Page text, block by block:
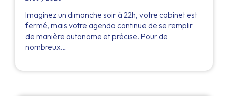
Imaginez un dimanche soir à 22h, votre cabinet est
fermé, mais votre agenda continue de se remplir
de manière autonome et précise. Pour de
nombreux…